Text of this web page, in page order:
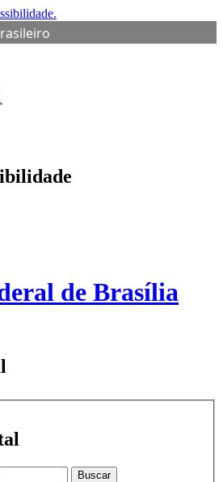
de Brasília
Buscar